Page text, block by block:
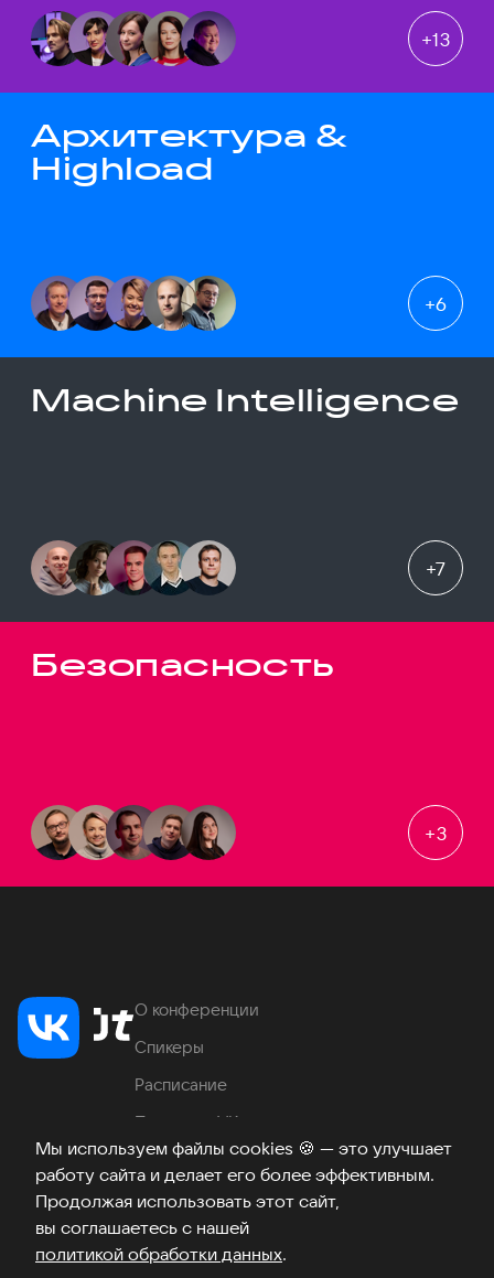
Мы используем файлы cookies 🍪 — это улучшает
работу сайта и делает его более эффективным.
Продолжая использовать этот сайт,
вы соглашаетесь с нашей
политикой обработки данных.
+13
Архитектура &
Highload
+6
Machine Intelligence
+7
Безопасность
+3
О конференции
Спикеры
Расписание
Продукты VK
Место проведения
Часто задаваемые вопросы
ТелеграмВКонтакте
Хабр